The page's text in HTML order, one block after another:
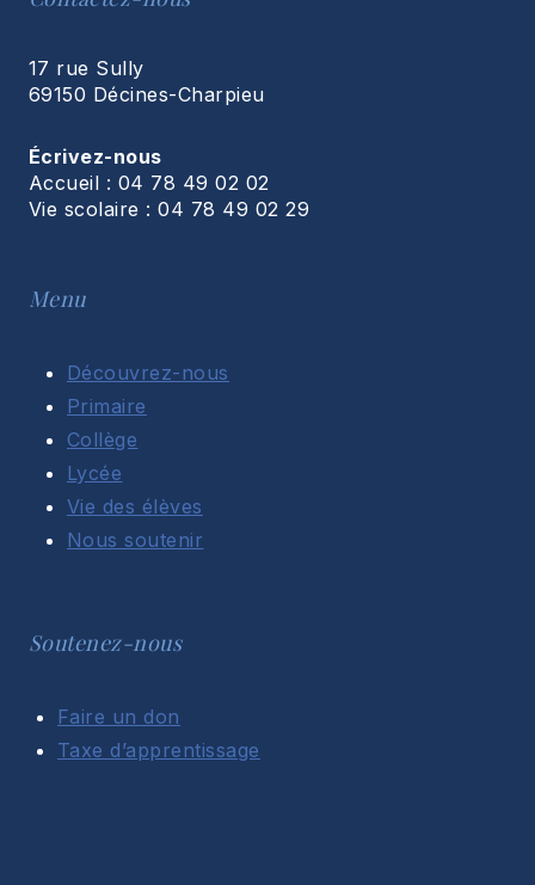
17 rue Sully
69150 Décines-Charpieu
Écrivez-nous
Accueil : 04 78 49 02 02
Vie scolaire : 04 78 49 02 29
Menu
Découvrez-nous
Primaire
Collège
Lycée
Vie des élèves
Nous soutenir
Soutenez-nous
Faire un don
Taxe d’apprentissage